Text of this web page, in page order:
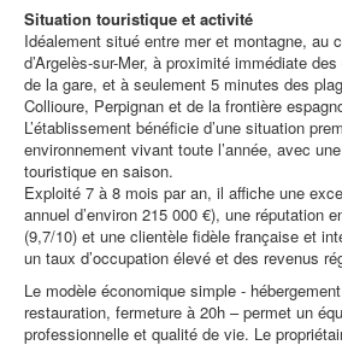
Situation touristique et activité
Idéalement situé entre mer et montagne, au
d’Argelès-sur-Mer, à proximité immédiate
de la gare, et à seulement 5 minutes des
Collioure, Perpignan et de la frontière
L’établissement bénéficie d’une situation
environnement vivant toute l’année, avec
touristique en saison.
Exploité 7 à 8 mois par an, il affiche une
annuel d’environ 215 000 €), une réputation
(9,7/10) et une clientèle fidèle française et
un taux d’occupation élevé et des revenus
Le modèle économique simple -
restauration, fermeture à 20h – permet un
professionnelle et qualité de vie. Le